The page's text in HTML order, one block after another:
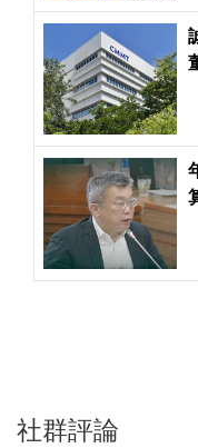
社群評論